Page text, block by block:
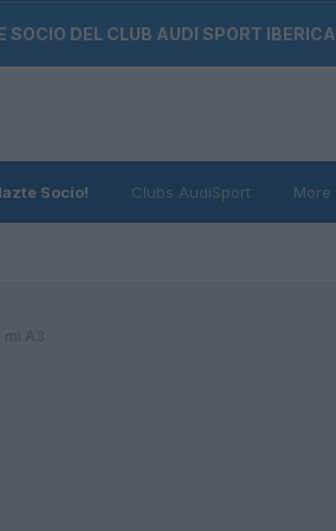
SOCIO DEL CLUB AUDI SPORT IBERICA
Socio! Clubs AudiSport More